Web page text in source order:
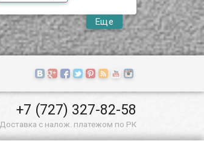
Еще
+7 (727) 327-82-58
Доставка с налож. платежом по РК